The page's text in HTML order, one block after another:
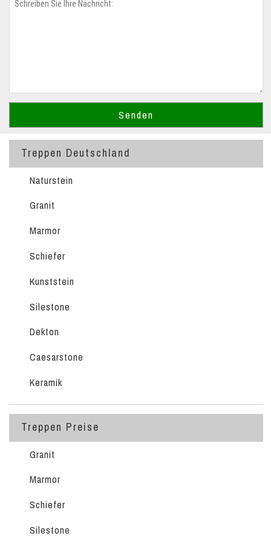
Treppen Deutschland
Naturstein
Granit
Marmor
Schiefer
Kunststein
Silestone
Dekton
Caesarstone
Keramik
Treppen Preise
Granit
Marmor
Schiefer
Silestone